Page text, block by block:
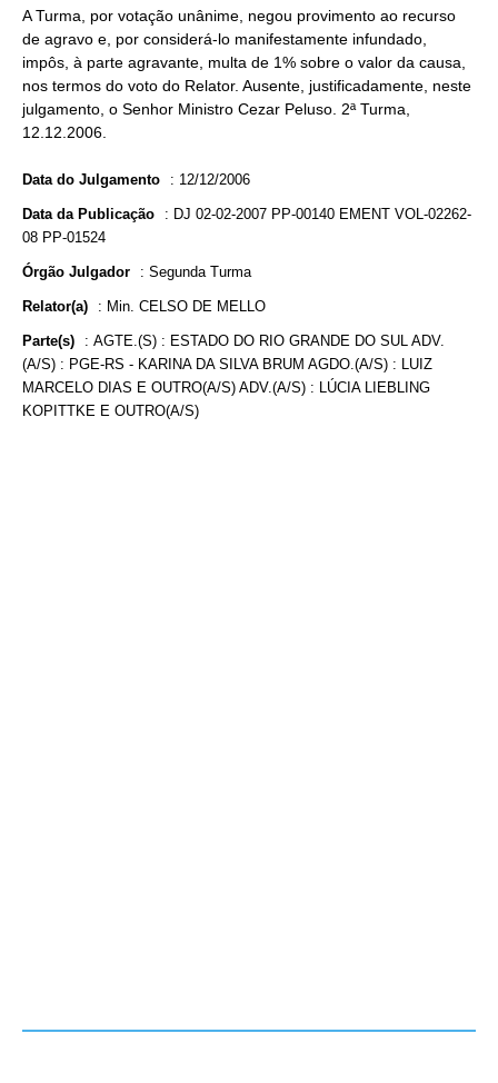
A Turma, por votação unânime, negou provimento ao recurso
de agravo e, por considerá-lo manifestamente infundado,
impôs, à parte agravante, multa de 1% sobre o valor da causa,
nos termos do voto do Relator. Ausente, justificadamente, neste
julgamento, o Senhor Ministro Cezar Peluso. 2ª Turma,
12.12.2006.
Data do Julgamento : 12/12/2006
Data da Publicação : DJ 02-02-2007 PP-00140 EMENT VOL-02262-
08 PP-01524
Órgão Julgador : Segunda Turma
Relator(a) : Min. CELSO DE MELLO
Parte(s) : AGTE.(S) : ESTADO DO RIO GRANDE DO SUL ADV.
(A/S) : PGE-RS - KARINA DA SILVA BRUM AGDO.(A/S) : LUIZ
MARCELO DIAS E OUTRO(A/S) ADV.(A/S) : LÚCIA LIEBLING
KOPITTKE E OUTRO(A/S)